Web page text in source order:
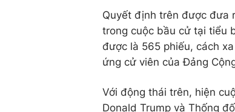
Quyết định trên được đưa
trong cuộc bầu cử tại tiểu
được là 565 phiếu, cách
ứng cử viên của Đảng
Với động thái trên, hiện
Donald Trump và Thống